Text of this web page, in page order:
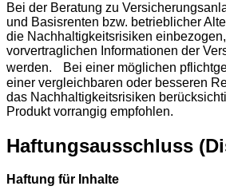
Bei der Beratung zu
und Basisrenten bzw. betrieblicher
die Nachhaltigkeitsrisiken
vorvertraglichen Informationen der
werden. Bei einer möglichen
einer vergleichbaren oder besseren
das Nachhaltigkeitsrisiken
Produkt vorrangig empfohlen.
Haftungsausschluss
Haftung für Inhalte